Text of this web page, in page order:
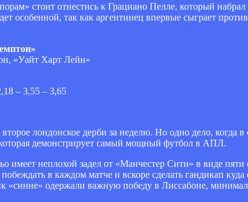
стоит отнестись к Грациано Пелле, который
особенной, так как аргентинец впервые сыграет
«Уайт Харт Лейн»
– 3,55 – 3,65
лондонское дерби за неделю. Но одно дело,
демонстрирует самый мощный футбол в АПЛ.
имеет неплохой задел от «Манчестер Сити» в виде
в каждом матче и вскоре сделать гандикап
«синие» одержали важную победу в Лиссабоне,